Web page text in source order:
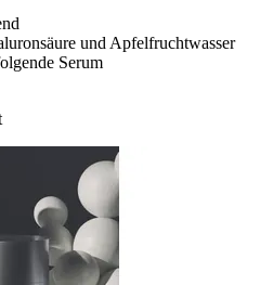
und Apfelfruchtwasser
Serum